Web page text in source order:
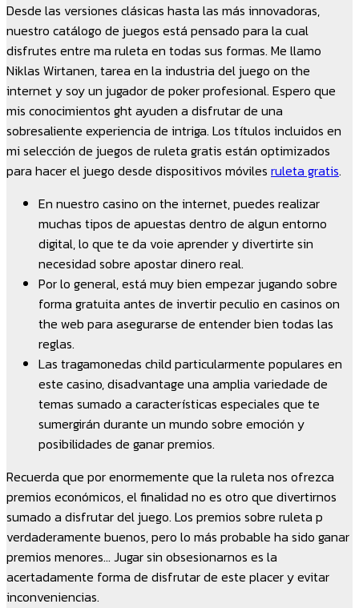
Desde las versiones clásicas hasta las más innovadoras,
nuestro catálogo de juegos está pensado para la cual
disfrutes entre ma ruleta en todas sus formas. Me llamo
Niklas Wirtanen, tarea en la industria del juego on the
internet y soy un jugador de poker profesional. Espero que
mis conocimientos ght ayuden a disfrutar de una
sobresaliente experiencia de intriga. Los títulos incluidos en
mi selección de juegos de ruleta gratis están optimizados
para hacer el juego desde dispositivos móviles ruleta gratis.
En nuestro casino on the internet, puedes realizar
muchas tipos de apuestas dentro de algun entorno
digital, lo que te da voie aprender y divertirte sin
necesidad sobre apostar dinero real.
Por lo general, está muy bien empezar jugando sobre
forma gratuita antes de invertir peculio en casinos on
the web para asegurarse de entender bien todas las
reglas.
Las tragamonedas child particularmente populares en
este casino, disadvantage una amplia variedade de
temas sumado a características especiales que te
sumergirán durante un mundo sobre emoción y
posibilidades de ganar premios.
Recuerda que por enormemente que la ruleta nos ofrezca
premios económicos, el finalidad no es otro que divertirnos
sumado a disfrutar del juego. Los premios sobre ruleta p
verdaderamente buenos, pero lo más probable ha sido ganar
premios menores… Jugar sin obsesionarnos es la
acertadamente forma de disfrutar de este placer y evitar
inconveniencias.